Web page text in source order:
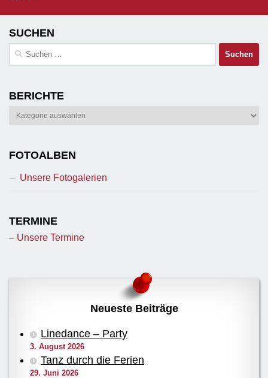
SUCHEN
Suchen
BERICHTE
Berichte
FOTOALBEN
Unsere Fotogalerien
TERMINE
– Unsere Termine
Neueste Beiträge
Linedance – Party
3. August 2026
Tanz durch die Ferien
29. Juni 2026